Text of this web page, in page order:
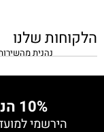
הלקוחות שלנו
נהנית
10% הנחה למצטרפות חדשות!
הירשמי